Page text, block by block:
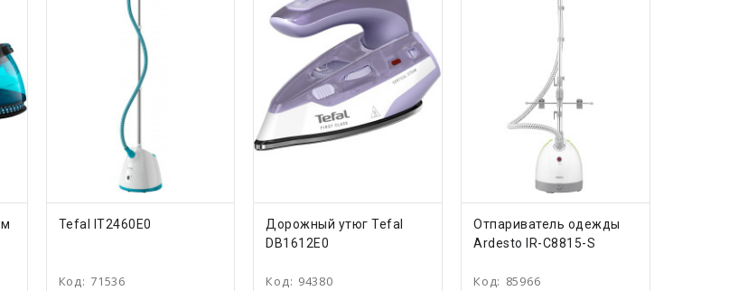
КУПИТЬ
Tefal IT2460E0
Код:71536
КУПИТЬ
Дорожный утюг Tefal
DB1612E0
Код: 94380
КУПИТЬ
Отпариватель одежды
Ardesto IR-C8815-S
Код: 85966